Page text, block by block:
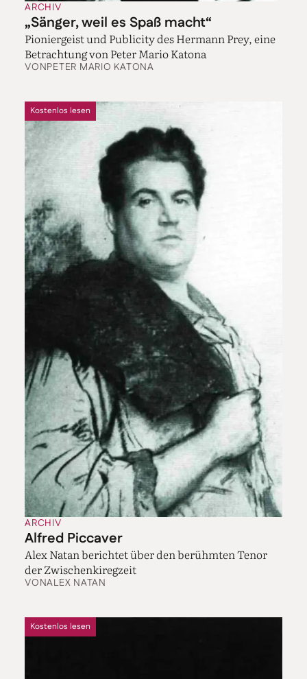
ARCHIV
„Sänger, weil es Spaß macht“
Pioniergeist und Publicity des Hermann Prey, eine
Betrachtung von Peter Mario Katona
VONPETER MARIO KATONA
ARCHIV
Alfred Piccaver
Alex Natan berichtet über den berühmten Tenor
der Zwischenkiregzeit
VONALEX NATAN
Kostenlos lesen
Kostenlos lesen